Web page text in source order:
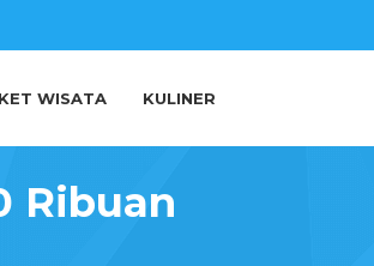
WISATA KULINER
Ribuan